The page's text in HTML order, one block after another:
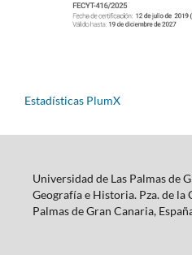
Estadísticas PlumX
Universidad de Las Palmas de
Geografía e Historia. Pza. de
Palmas de Gran Canaria,